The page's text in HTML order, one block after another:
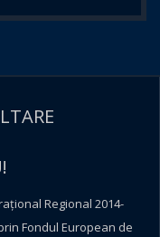
Regional 2014-
Fondul European de